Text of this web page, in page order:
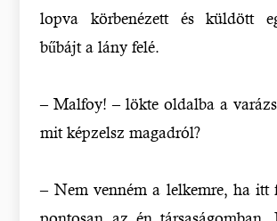
lopva körbenézett és küldött
bűbájt a lány felé.
– Malfoy! – lökte oldalba a
mit képzelsz magadról?
– Nem venném a lelkemre, ha itt